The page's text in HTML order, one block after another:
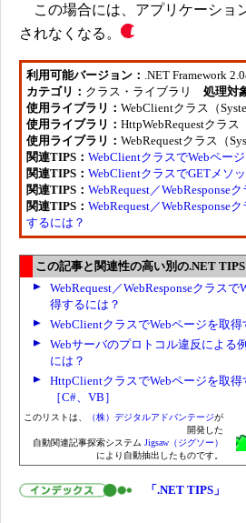
この場合には、アプリケーショ
されなくなる。
利用可能バージョン： .NET Framework
カテゴリ： クラス・ライブラリ 処理対
使用ライブラリ： WebClientクラス（
使用ライブラリ： HttpWebRequestクラス
使用ライブラリ： WebRequestクラス（
関連TIPS： WebClientクラスでWebペー
関連TIPS： WebClientクラスでGETメソ
関連TIPS： WebRequest／WebResponse
関連TIPS： WebRequest／WebResponse
するには？
この記事と関連性の高い別の.NET TIPS
WebRequest／WebResponseクラスで
得するには？
WebClientクラスでWebページを取得
Webサーバのプロトコル違反による
には？
HttpClientクラスでWebページを取得
［C#、VB］
このリストは、 （株）デジタルアドバンテージが
開発した
自動関連記事探索システム Jigsaw（ジグソー）
により自動抽出したものです。
「.NET TIPS」